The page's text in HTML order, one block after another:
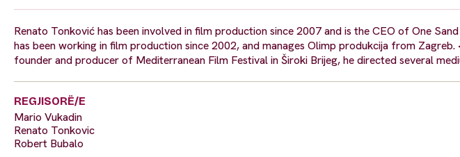
Renato Tonković has been involved in film production since 2007 and is the CEO of One
has been working in film production since 2002, and manages Olimp produkcija from
founder and producer of Mediterranean Film Festival in Široki Brijeg, he directed several
REGJISORË/E
Mario Vukadin
Renato Tonkovic
Robert Bubalo